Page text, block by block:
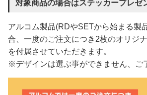
対象商品の場合はステッカープレゼ
アルコム製品(RDやSETから始まる製
合、一度のご注文につき2枚のオリジ
を付属させていただきます。
※デザインは選ぶ事ができません、ご